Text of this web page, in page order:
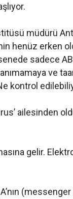
müdürü
henüz erken
sadece
ve
kontrol
ailesinden
gelir.